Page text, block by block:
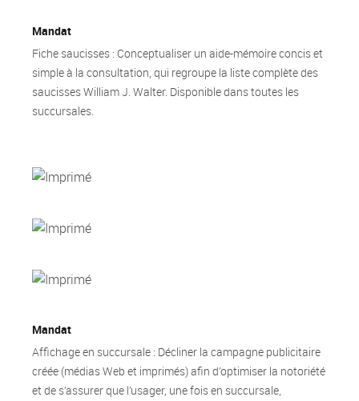
Mandat
Fiche saucisses : Conceptualiser un aide-mémoire concis et
simple à la consultation, qui regroupe la liste complète des
saucisses William J. Walter. Disponible dans toutes les
succursales.
Mandat
Affichage en succursale : Décliner la campagne publicitaire
créée (médias Web et imprimés) afin d’optimiser la notoriété
et de s’assurer que l’usager, une fois en succursale,